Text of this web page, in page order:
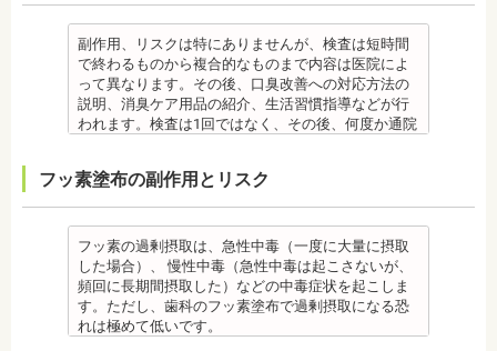
療」を終えて歯並びが改善されても、まだ歯が元の
位置に戻ろうとする傾向があるため、一定期間動か
した歯を正しい位置にとどめておく保定が必要で
す。歯の位置が安定するまでの保定期間には個人差
があるので、治療後も歯科医師の指示を守ってくだ
さい。
先生
日本大学歯学部口腔外科第２講座大学院卒業
歯学博士（口腔外科学）
日本大学歯学部非常勤講師
社会福祉法人富士白苑理事
す。
・特殊な噛み合わせ、骨の硬さ、歯のかたちの場合
は、治療期間が長くなる場合があります。
・舌で歯を押す癖や、歯並びに悪影響をあたえる癖
が改善されない方は、治療期間が延びる場合があり
ます。
位置に戻ろうとする傾向があるため、一定期間動か
療後も歯科医師の指示を守ってください。
・矯正終了後に矯正箇所が元に戻る場合もありま
す。
監修医情報 医療法人社団日坂会 理事長 日坂充宏
先生
【プロフィール】 日本大学歯学部卒業
・装置が壊れることがあります。その際は歯科医院
を受診してください。
・個人差があり、かなりのストレスを受ける患者様
もいます。
・矯正中は、器具を装着するため、食べかすが詰ま
りやすく虫歯、歯周病を招きやすくなります。（矯
正器具をつけている箇所の虫歯治療は、基本的に矯
て歯科医院で治療をする場合もあります。
・患者様が、取り外しできる矯正装置や補助装置の
装着時間を守っていなかったり、定期的な来院がで
きなかった場合は、治療期間が延びる場合がありま
す。
・特殊な噛み合わせ、骨の硬さ、歯のかたちの場合
は、治療期間が長くなる場合があります。
・舌で歯を押す癖や、歯並びに悪影響をあたえる癖
勤務
ウダー粒子をジェット噴射で歯に吹き付け、歯にこ
びりついた汚れを落とすことができます。
歯科で主に歯の着色やタバコのヤニ除去の用途とし
て使われていますが、歯周ポケット内の歯周病の細
菌除去にも効果があります。
監修医情報 菊地由利佳先生
日本歯科大学新潟生命歯学部卒業
合もあります。健康保険の適用外となり自由診療と
なります。
備考
ご自身の唾液の量、性質、虫歯の原因菌の量を知
り、虫歯予防とセルフケア強化を目的とした検査で
す。
・酸性度（酸性になる程歯が溶けやすい）
同時に確認します。
監修医情報 菊地由利佳先生
【プロフィール】
日本歯科大学新潟生命歯学部卒業
新潟大学医歯学総合病院にて研修
都内歯科医院にて勤務
副作用、リスクは特にありませんが、検査は短時間
で終わるものから複合的なものまで内容は医院によ
って異なります。その後、口臭改善への対応方法の
説明、消臭ケア用品の紹介、生活習慣指導などが行
われます。検査は1回ではなく、その後、何度か通院
備考
口臭は、体調や病気と関わりがあることも多く、口
臭で悩んでいる場合はその関連性も合わせて検査が
必要です。また、よく食べる食べ物、ブラッシング
不足、喫煙や飲酒などが影響する場合もあるので、
原因がわかれば口臭軽減に向けて指導が行われま
す。
監修医情報 菊地由利佳先生
フッ素塗布の副作用とリスク
フッ素の過剰摂取は、急性中毒（一度に大量に摂取
した場合）、 慢性中毒（急性中毒は起こさないが、
頻回に長期間摂取した）などの中毒症状を起こしま
す。ただし、歯科のフッ素塗布で過剰摂取になる恐
れは極めて低いです。